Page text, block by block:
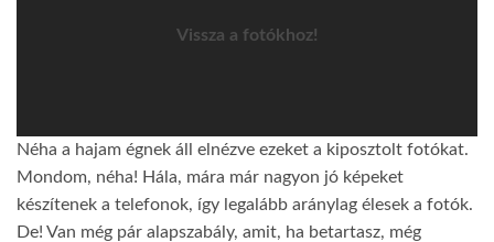
Vissza a fotókhoz!
Néha a hajam égnek áll elnézve ezeket a kiposztolt fotókat.
Mondom, néha! Hála, mára már nagyon jó képeket
készítenek a telefonok, így legalább aránylag élesek a fotók.
De! Van még pár alapszabály, amit, ha betartasz, még